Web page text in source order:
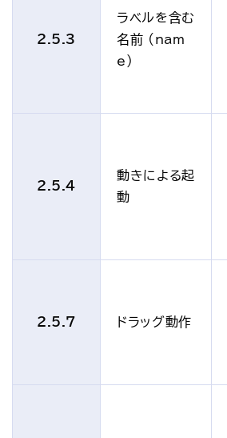
2.5.3
ラベルを含む
名前 (nam
e)
2.5.4
動きによる起
動
2.5.7 ドラッグ動作